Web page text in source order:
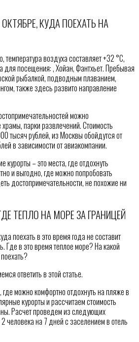
КУДА ПОЕХАТЬ НА
температура воздуха составляет +32 °C,
для посещения: , Хойан, Фантхьет. Пребывая
рыбалкой, подводным плаванием,
также здесь развито направление
можно
парки развлечений. Стоимость
тысяч рублей, из Москвы обойдутся от
в зависимости от авиакомпании.
курорты – это места, где отдохнуть
и выгодно, где можно попробовать
достопримечательности, не похожие ни
ТЕПЛО НА МОРЕ ЗА ГРАНИЦЕЙ
поехать в это время года не составит
Где в это время теплое море? На какой
ответить в этой статье.
можно комфортно отдохнуть на пляже в
курорты и рассчитаем стоимость
Расчет проведем из следующих
2 человека на 7 дней с заселением в отель